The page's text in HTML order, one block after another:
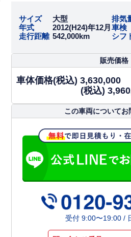
販売価格
車体価格(税込)
(税込)
この車両についてお
受付 9:00〜19:00 /
サイズ 大型 排気
年式
2012(H24)年12月 車検
走行距離 542,000km シフ